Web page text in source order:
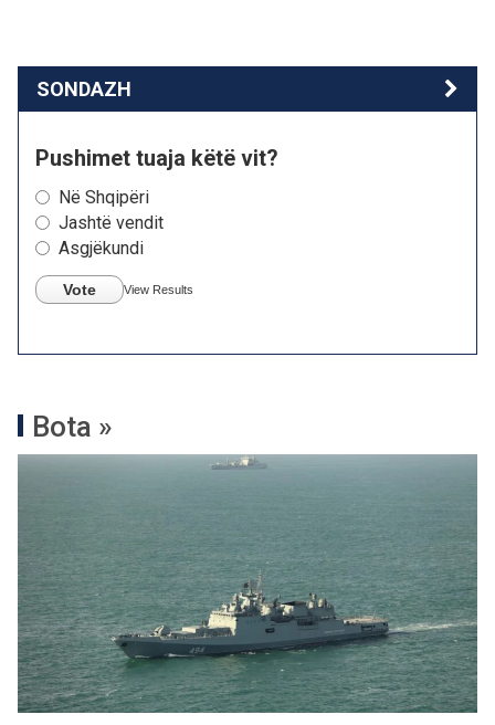
SONDAZH
Pushimet tuaja këtë vit?
Në Shqipëri
Jashtë vendit
Asgjëkundi
Vote View Results
Bota »